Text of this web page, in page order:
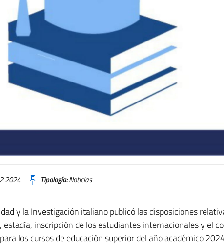
2024 Tipología:Noticias
y la Investigación italiano publicó las disposiciones
estadía, inscripción de los estudiantes internacionales y el
los cursos de educación superior del año académico